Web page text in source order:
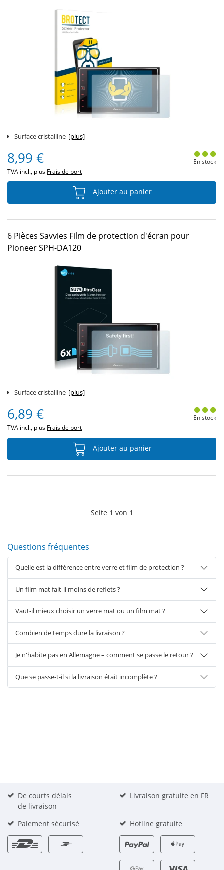
Surface cristalline [plus]
8,99 €
TVA incl., plus Frais de port
En stock
Ajouter au panier
6 Pièces Savvies Film de protection d'écran pour
Pioneer SPH-DA120
Surface cristalline [plus]
6,89 €
TVA incl., plus Frais de port
En stock
Ajouter au panier
Seite 1 von 1
Questions fréquentes
Quelle est la différence entre verre et film de protection ?
Un film mat fait-il moins de reflets ?
Vaut-il mieux choisir un verre mat ou un film mat ?
Combien de temps dure la livraison ?
Je n'habite pas en Allemagne – comment se passe le retour ?
Que se passe-t-il si la livraison était incomplète ?
De courts délais
de livraison
Livraison gratuite en FR
Paiement sécurisé Hotline gratuite